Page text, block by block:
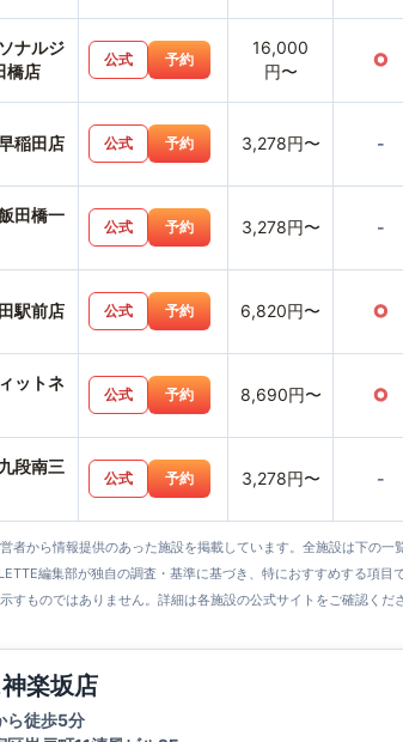
ナルジ
橋店
公式 予約
16,000
円〜
○
稲田店 公式 予約 3,278円〜 -
田橋一
公式 予約 3,278円〜 -
駅前店 公式 予約 6,820円〜 ○
ットネ
公式 予約 8,690円〜 ○
段南三
公式 予約 3,278円〜 -
者から情報提供のあった施設を掲載しています。全施設は下の一
編集部が独自の調査・基準に基づき、特におすすめする項目で
すものではありません。詳細は各施設の公式サイトをご確認くださ
楽坂店
ら徒歩5分